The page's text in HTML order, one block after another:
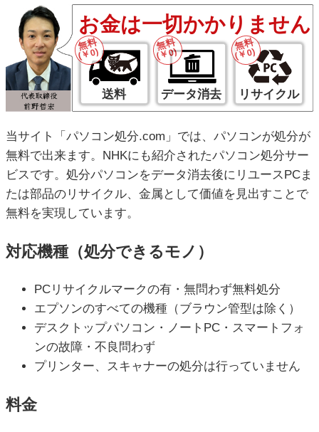
お金は一切かかりません
送料 データ消去 リサイクル
無料
(￥0)
無料
(￥0)
無料
(￥0)
当サイト「パソコン処分.com」では、パソコンが処分が
無料で出来ます。NHKにも紹介されたパソコン処分サー
ビスです。処分パソコンをデータ消去後にリユースPCま
たは部品のリサイクル、金属として価値を見出すことで
無料を実現しています。
対応機種（処分できるモノ）
PCリサイクルマークの有・無問わず無料処分
エプソンのすべての機種（ブラウン管型は除く）
デスクトップパソコン・ノートPC・スマートフォ
ンの故障・不良問わず
プリンター、スキャナーの処分は行っていません
料金